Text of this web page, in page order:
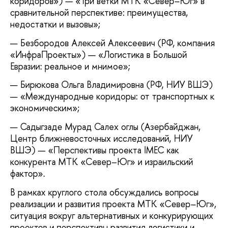
сравнительной перспективе: преимущества,
недостатки и вызовы»;
Безбородов Алексей Алексеевич (РФ, компания
«ИнфраПроекты») — «Логистика в Большой
Евразии: реальное и мнимое»;
Бирюкова Ольга Владимировна (РФ, НИУ ВШЭ)
— «Международные коридоры: от транспортных к
экономическим»;
Садыгзаде Мурад Салех оглы (Азербайджан,
Центр ближневосточных исследований, НИУ
ВШЭ) — «Перспективы проекта IMEC как
конкурента МТК «Север–Юг» и израильский
фактор».
В рамках круглого стола обсуждались вопросы
реализации и развития проекта МТК «Север–Юг»,
ситуация вокруг альтернативных и конкурирующих